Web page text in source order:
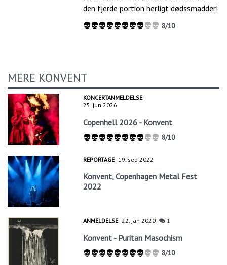
den fjerde portion herligt dødssmadder!
8/10
MERE KONVENT
KONCERTANMELDELSE
25. jun 2026
Copenhell 2026 - Konvent
8/10
REPORTAGE 19. sep 2022
Konvent, Copenhagen Metal Fest
2022
ANMELDELSE 22. jan 2020 1
Konvent - Puritan Masochism
8/10